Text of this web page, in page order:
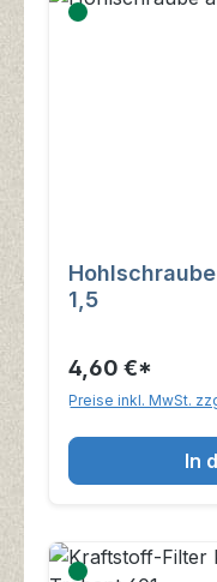
1,5
4,60 €*
Preise inkl. MwSt.
In